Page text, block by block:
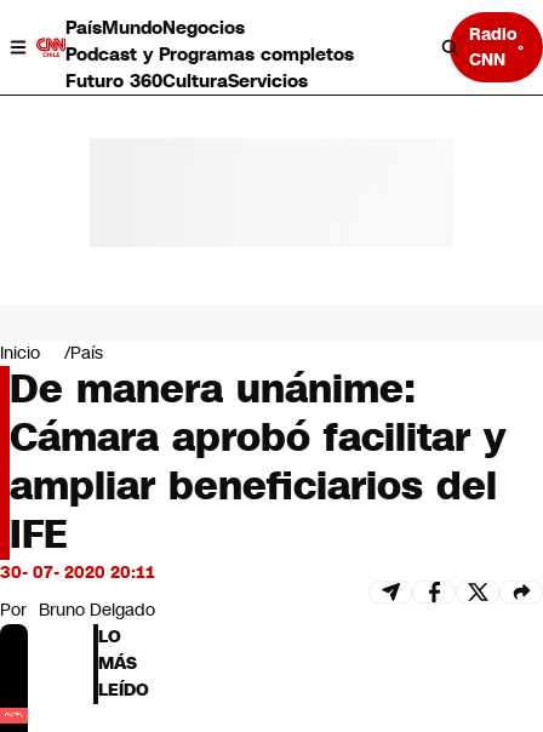
PaísMundoNegocios
Podcast y Programas completos
Futuro 360CulturaServicios
Radio
CNN
Negocios
Deportes
Programas completos
Cultura
Servicios
Bits
CNN Data
CNN tiempo
Futuro 360
Inicio País
De manera unánime:
Cámara aprobó facilitar y
ampliar beneficiarios del
IFE
30- 07- 2020 20:11
Por Bruno Delgado
LO
MÁS
LEÍDO